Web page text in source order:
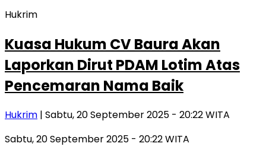
Hukrim
Kuasa Hukum CV Baura Akan
Laporkan Dirut PDAM Lotim Atas
Pencemaran Nama Baik
Hukrim | Sabtu, 20 September 2025 - 20:22 WITA
Sabtu, 20 September 2025 - 20:22 WITA